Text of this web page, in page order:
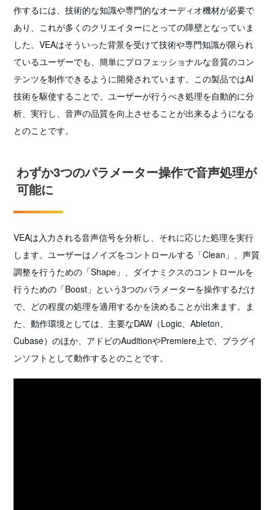
作するには、技術的な知識や専門的なオーディオ機材が必要で
あり、これが多くのクリエイターにとっての障壁となっていま
した。VEAはそういった背景を受けて技術や専門知識が限られ
ているユーザーでも、簡単にプロフェッショナルな音質のコン
テンツを制作できるように開発されています。この製品ではAI
技術を駆使することで、ユーザーが行うべき処理を自動的に分
析、実行し、音声の品質を向上させることが出来るようになる
とのことです。
わずか3つのパラメーター操作で音声処理が
可能に
VEAは入力される音声信号を分析し、それに応じた処理を実行
します。ユーザーはノイズをコントロールする「Clean」、声質
調整を行うための「Shape」、ダイナミクスのコントロールを
行うための「Boost」という3つのパラメーターを操作するだけ
で、どの程度の処理を適用するかを決めることが出来ます。ま
た、動作環境としては、主要なDAW（Logic、Ableton、
Cubase）のほか、アドビのAuditionやPremiere上で、プラグイ
ンソフトとして動作するとのことです。